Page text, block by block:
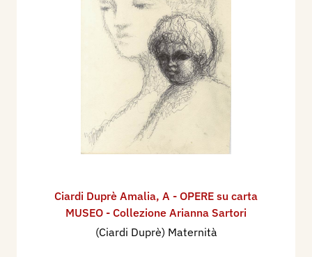
Ciardi Duprè Amalia, A - OPERE su carta
MUSEO - Collezione Arianna Sartori
(Ciardi Duprè) Maternità